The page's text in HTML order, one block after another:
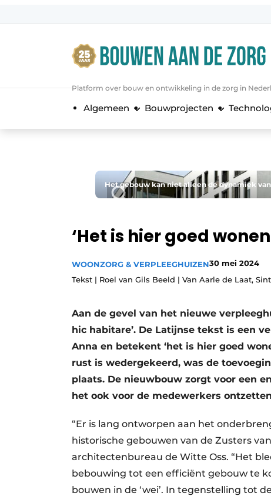
Algemene voorwaarden
Jaarboek
Jubileumboek
Nieuwsbrief
Privacy / Cookie statement
Vacatures
Video’s
Platform over bouw en ontwikkeling in de zorg in
Algemeen Bouwprojecten
Het gebouw kan niet alleen de dynamiek
‘Het is hier goed
WOONZORG & VERPLEEGHUIZEN30 mei 2024
Tekst | Roel van Gils Beeld | Van Aarle de Laat,
Aan de gevel van het nieuwe
hic habitare’. De Latijnse tekst is een
Anna en betekent ‘het is hier goed
rust is wedergekeerd, was de
plaats. De nieuwbouw zorgt voor een
het ook voor de medewerkers
“Er is lang ontworpen aan het
historische gebouwen van de Zusters
architectenbureau de Witte Oss. “Het
bebouwing tot een efficiënt gebouw te
bouwen in de ‘wei’. In tegenstelling tot